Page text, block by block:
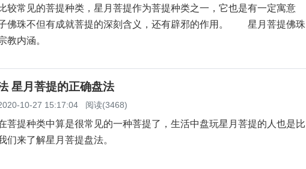
常见的菩提种类，星月菩提作为菩提种类之一，它也是有一定寓意
佛珠不但有成就菩提的深刻含义，还有辟邪的作用。 星月菩提佛珠
教内涵。
星月菩提的正确盘法
10-27 15:17:04 阅读(3468)
提种类中算是很常见的一种菩提了，生活中盘玩星月菩提的人也是比
们来了解星月菩提盘法。